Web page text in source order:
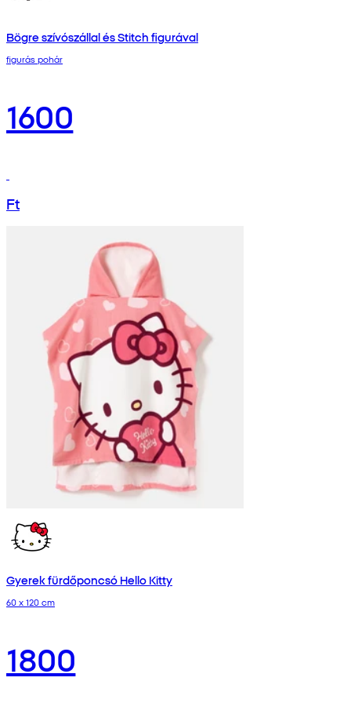
Bögre szívószállal és Stitch figurával
figurás pohár
1600
Ft
Gyerek fürdőponcsó Hello Kitty
60 x 120 cm
1800